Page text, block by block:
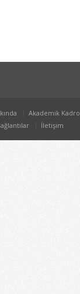
Akademik Kadro
İletişim